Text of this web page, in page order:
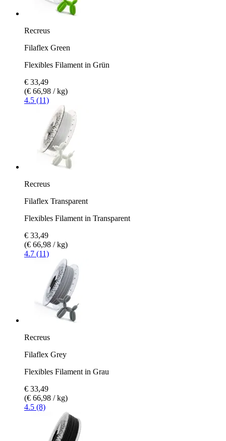
Recreus
Filaflex Green
Flexibles Filament in Grün
€ 33,49
(€ 66,98 / kg)
4.5 (11)
Recreus
Filaflex Transparent
Flexibles Filament in Transparent
€ 33,49
(€ 66,98 / kg)
4.7 (11)
Recreus
Filaflex Grey
Flexibles Filament in Grau
€ 33,49
(€ 66,98 / kg)
4.5 (8)